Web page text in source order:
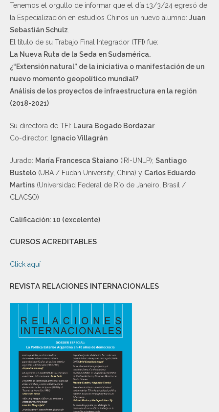
Tenemos el orgullo de informar que el día 13/3/24 egresó de
la Especialización en estudios Chinos un nuevo alumno: Juan
Sebastián Schulz
El título de su Trabajo Final Integrador (TFI) fue:
La Nueva Ruta de la Seda en Sudamérica.
¿“Extensión natural” de la iniciativa o manifestación de un
nuevo momento geopolítico mundial?
Análisis de los proyectos de infraestructura en la región
(2018-2021)
Su directora de TFI: Laura Bogado Bordazar
Co-director:
Ignacio Villagrán
Jurado: María Francesca Staiano (IRI-UNLP); Santiago
Bustelo (UBA / Fudan University, China) y Carlos Eduardo
Martins (Universidad Federal de Río de Janeiro, Brasil /
CLACSO)
Calificación: 10 (excelente)
CURSOS ACREDITABLES
Click aquí
REVISTA RELACIONES INTERNACIONALES